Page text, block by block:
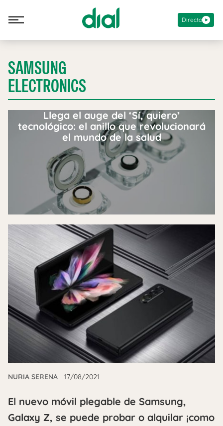
Directo
SAMSUNG
ELECTRONICS
Llega el auge del ‘Sí, quiero’
tecnológico: el anillo que revolucionará
el mundo de la salud
NURIA SERENA 17/08/2021
El nuevo móvil plegable de Samsung,
Galaxy Z, se puede probar o alquilar ¡como